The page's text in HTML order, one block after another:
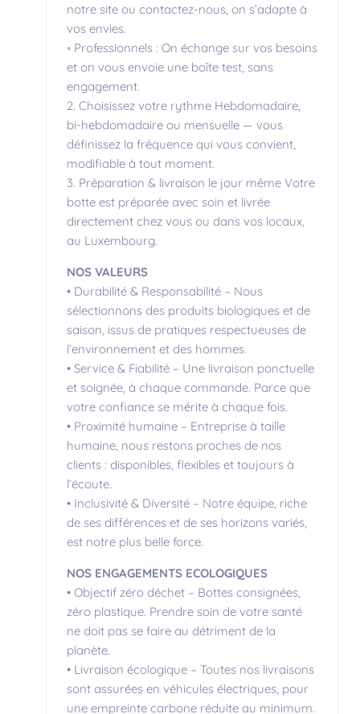
notre site ou contactez-nous, on s’adapte à
vos envies.
◦ Professionnels : On échange sur vos besoins
et on vous envoie une boîte test, sans
engagement.
2. Choisissez votre rythme Hebdomadaire,
bi-hebdomadaire ou mensuelle — vous
définissez la fréquence qui vous convient,
modifiable à tout moment.
3. Préparation & livraison le jour même Votre
botte est préparée avec soin et livrée
directement chez vous ou dans vos locaux,
au Luxembourg.
NOS VALEURS
• Durabilité & Responsabilité – Nous
sélectionnons des produits biologiques et de
saison, issus de pratiques respectueuses de
l’environnement et des hommes.
• Service & Fiabilité – Une livraison ponctuelle
et soignée, à chaque commande. Parce que
votre confiance se mérite à chaque fois.
• Proximité humaine – Entreprise à taille
humaine, nous restons proches de nos
clients : disponibles, flexibles et toujours à
l’écoute.
• Inclusivité & Diversité – Notre équipe, riche
de ses différences et de ses horizons variés,
est notre plus belle force.
NOS ENGAGEMENTS ECOLOGIQUES
• Objectif zéro déchet – Bottes consignées,
zéro plastique. Prendre soin de votre santé
ne doit pas se faire au détriment de la
planète.
• Livraison écologique – Toutes nos livraisons
sont assurées en véhicules électriques, pour
une empreinte carbone réduite au minimum.